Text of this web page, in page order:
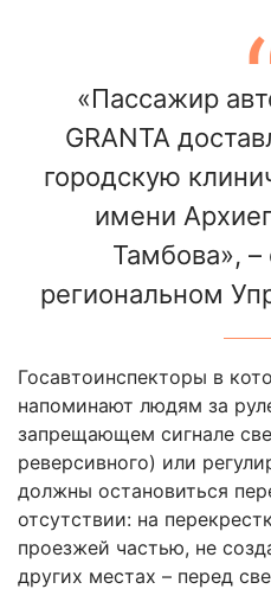
«Пассажир
GRANTA
городскую
имени
Тамбова»,
региональном
Госавтоинспекторы в
напоминают людям за
запрещающем сигнале
реверсивного) или
должны остановиться
отсутствии: на
проезжей частью, не
других местах – перед